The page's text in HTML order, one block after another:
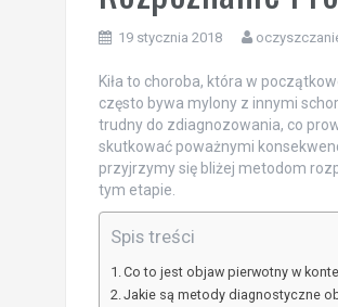
19 stycznia 2018
Kiła to choroba, która w
często bywa mylony z innymi
trudny do zdiagnozowania, co
skutkować poważnymi
przyjrzymy się bliżej metodom
tym etapie.
Spis treści
Co to jest objaw pierwotny w
Jakie są metody diagnostyczne